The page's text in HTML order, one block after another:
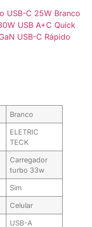
USB-C 25W Branco
USB A+C Quick
USB-C Rápido
Branco
ELETRIC
TECK
Carregador
turbo 33w
Sim
Celular
USB-A